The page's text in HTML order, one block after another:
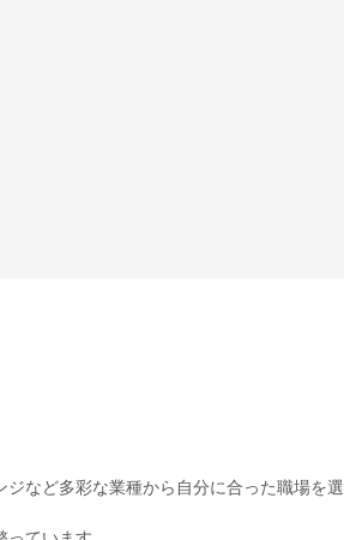
など多彩な業種から自分に合った職場を選